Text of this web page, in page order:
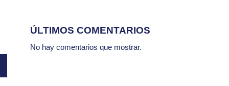
ÚLTIMOS COMENTARIOS
No hay comentarios que mostrar.